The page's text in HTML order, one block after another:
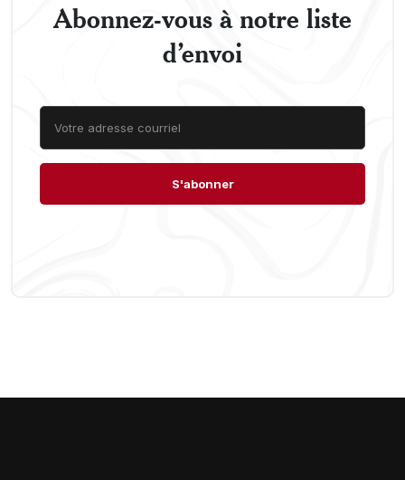
Abonnez-vous à notre liste
d’envoi